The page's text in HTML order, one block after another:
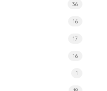
36
16
17
16
1